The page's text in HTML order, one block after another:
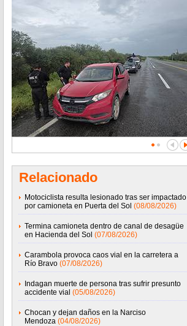
Relacionado
Motociclista resulta lesionado tras ser impactado
por camioneta en Puerta del Sol (08/08/2026)
Termina camioneta dentro de canal de desagüe
en Hacienda del Sol (07/08/2026)
Carambola provoca caos vial en la carretera a
Río Bravo (07/08/2026)
Indagan muerte de persona tras sufrir presunto
accidente vial (05/08/2026)
Chocan y dejan daños en la Narciso
Mendoza (04/08/2026)